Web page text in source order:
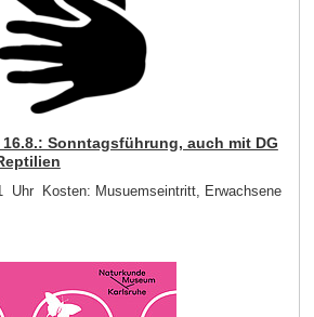
Sonntagsführung, auch mit DG
Uhr Kosten: Musuemseintritt, Erwachsene